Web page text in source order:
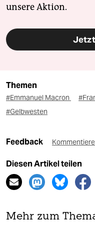
unsere Aktion.
Themen
#Emmanuel Macron
#Gelbwesten
Feedback
Diesen Artikel teilen
Mehr zum